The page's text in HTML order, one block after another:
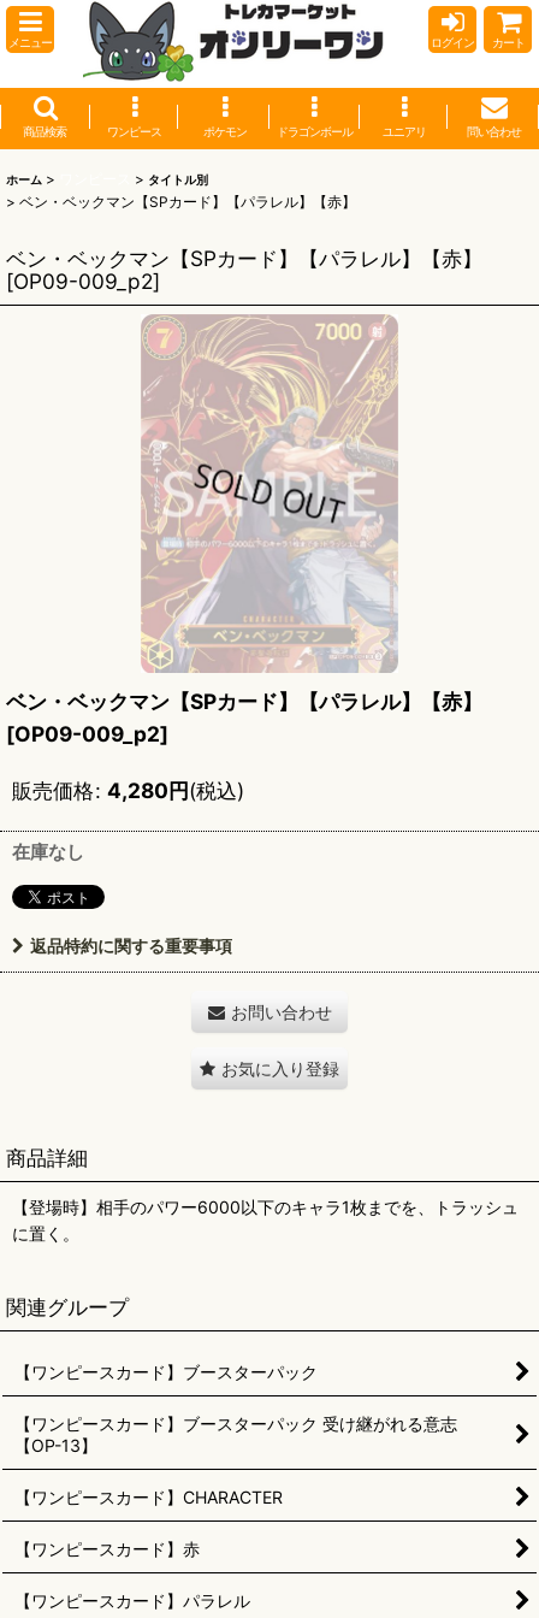
メニュー ログイン カート
商品検索 ワンピース ポケモン ドラゴンボール ユニアリ 問い合わせ
ホーム > > タイトル別
> ベン・ベックマン【SPカード】【パラレル】【赤】
ベン・ベックマン【SPカード】【パラレル】【赤】
[OP09-009_p2]
ベン・ベックマン【SPカード】【パラレル】【赤】
[OP09-009_p2]
販売価格: 4,280円(税込)
在庫なし
返品特約に関する重要事項
お問い合わせ
お気に入り登録
商品詳細
【登場時】相手のパワー6000以下のキャラ1枚までを、トラッシュ
に置く。
関連グループ
【ワンピースカード】ブースターパック
【ワンピースカード】ブースターパック 受け継がれる意志
【OP-13】
【ワンピースカード】CHARACTER
【ワンピースカード】赤
【ワンピースカード】パラレル